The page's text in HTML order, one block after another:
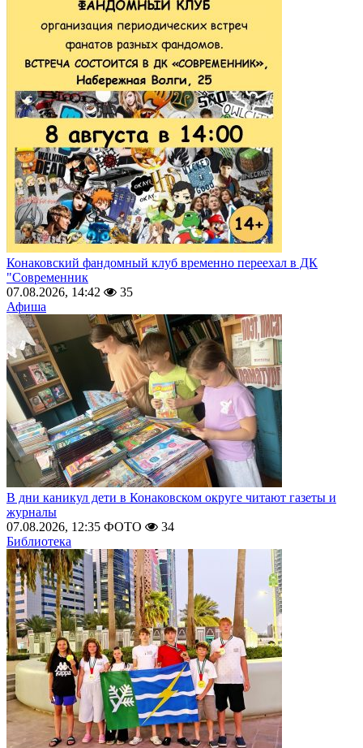
Конаковский фандомный клуб временно переехал в ДК
"Современник
07.08.2026, 14:42
35
Афиша
В дни каникул дети в Конаковском округе читают газеты и
журналы
07.08.2026, 12:35 ФОТО
34
Библиотека